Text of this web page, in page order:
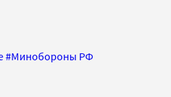
#Минобороны РФ